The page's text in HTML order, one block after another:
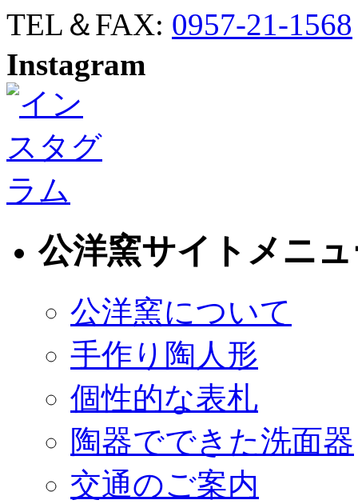
TEL＆FAX: 0957-21-1568
Instagram
公洋窯サイトメニ
公洋窯について
手作り陶人形
個性的な表札
陶器でできた洗面器
交通のご案内